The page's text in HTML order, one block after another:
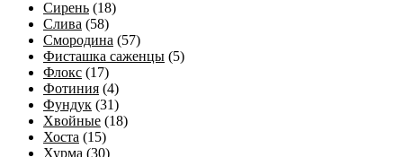
Сирень (18)
Слива (58)
Смородина (57)
Фисташка саженцы (5)
Флокс (17)
Фотиния (4)
Фундук (31)
Хвойные (18)
Хоста (15)
Хурма (30)